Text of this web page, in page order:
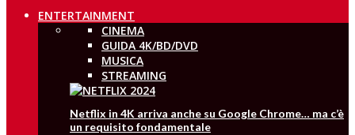
ENTERTAINMENT
CINEMA
GUIDA 4K/BD/DVD
MUSICA
STREAMING
Netflix in 4K arriva anche su Google Chrome… ma c’è
un requisito fondamentale